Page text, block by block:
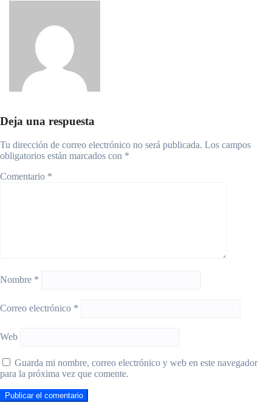
Deja una respuesta
Tu dirección de correo electrónico no será publicada. Los campos
obligatorios están marcados con *
Comentario *
Nombre *
Correo electrónico *
Web
Guarda mi nombre, correo electrónico y web en este navegador
para la próxima vez que comente.